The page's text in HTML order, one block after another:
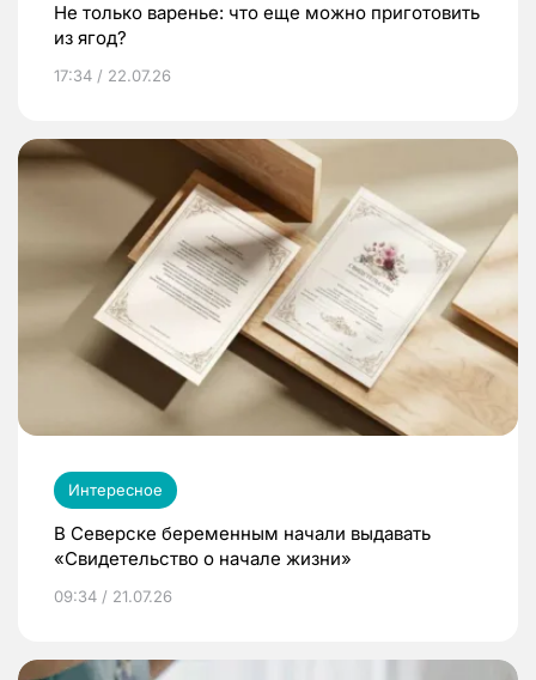
Не только варенье: что еще можно приготовить
из ягод?
17:34 / 22.07.26
Интересное
В Северске беременным начали выдавать
«Свидетельство о начале жизни»
09:34 / 21.07.26